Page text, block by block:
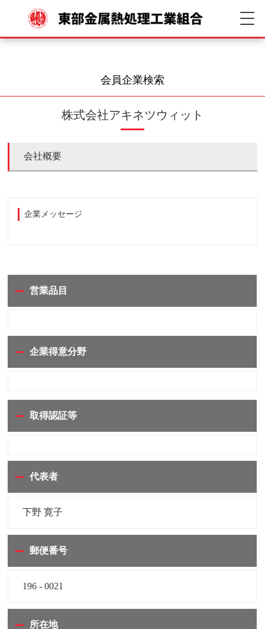
会員企業検索
株式会社アキネツウィット
会社概要
企業メッセージ
営業品目
企業得意分野
取得認証等
代表者
下野 寛子
郵便番号
196 - 0021
所在地